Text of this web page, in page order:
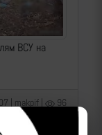
ВСУ на
| makpif | 96